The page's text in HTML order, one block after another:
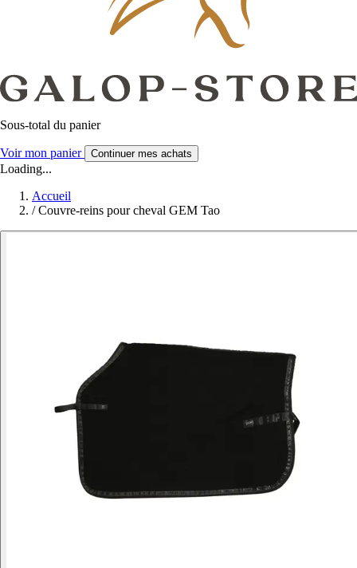
Sous-total du panier
Voir mon panier Continuer mes achats
Loading...
Accueil
/ Couvre-reins pour cheval GEM Tao